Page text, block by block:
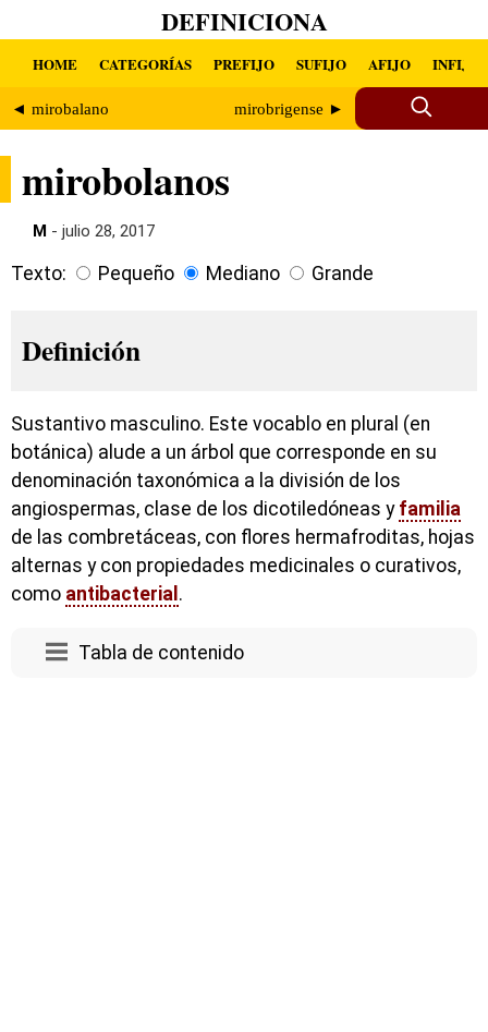
DEFINICIONA
HOME CATEGORÍAS PREFIJO SUFIJO AFIJO INFIJO
◄ mirobalano mirobrigense ►
mirobolanos
M - julio 28, 2017
Texto: Pequeño Mediano Grande
Definición
Sustantivo masculino. Este vocablo en plural (en
botánica) alude a un árbol que corresponde en su
denominación taxonómica a la división de los
angiospermas, clase de los dicotiledóneas y familia
de las combretáceas, con flores hermafroditas, hojas
alternas y con propiedades medicinales o curativos,
como antibacterial .
Tabla de contenido